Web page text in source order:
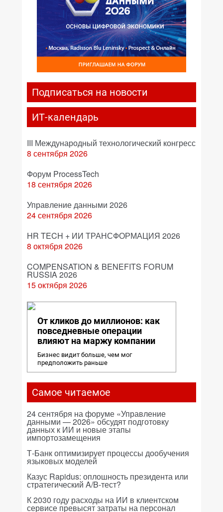
Подписаться на новости
ИТ-календарь
III Международный технологический конгресс
8 сентября 2026
Форум ProcessTech
18 сентября 2026
Управление данными 2026
24 сентября 2026
HR TECH + ИИ ТРАНСФОРМАЦИЯ 2026
8 октября 2026
COMPENSATION & BENEFITS FORUM
RUSSIA 2026
15 октября 2026
От кликов до миллионов: как
повседневные операции
влияют на маржу компании
Бизнес видит больше, чем мог
предположить раньше
Самое читаемое
24 сентября на форуме «Управление
данными — 2026» обсудят подготовку
данных к ИИ и новые этапы
импортозамещения
Т-Банк оптимизирует процессы дообучения
языковых моделей
Казус Rapidus: оплошность президента или
стратегический A/B-тест?
К 2030 году расходы на ИИ в клиентском
сервисе превысят затраты на персонал